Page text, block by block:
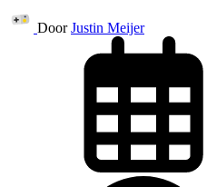
Door Justin Meijer